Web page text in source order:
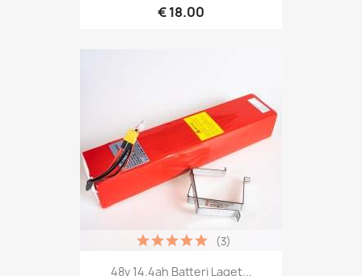
€ 18.00
48v 14.4ah Batteri Laget...
(3)